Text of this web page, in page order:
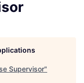
Supervisor"